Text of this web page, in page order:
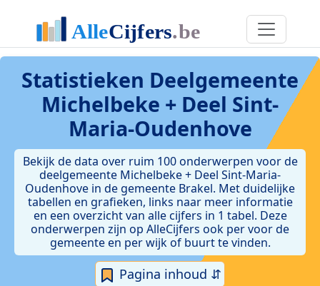
Statistieken Deelgemeente
Michelbeke + Deel Sint-
Maria-Oudenhove
Bekijk de data over ruim 100 onderwerpen voor de
deelgemeente Michelbeke + Deel Sint-Maria-
Oudenhove in de gemeente Brakel. Met duidelijke
tabellen en grafieken, links naar meer informatie
en een overzicht van alle cijfers in 1 tabel. Deze
onderwerpen zijn op AlleCijfers ook per voor de
gemeente en per wijk of buurt te vinden.
Pagina inhoud ⇵